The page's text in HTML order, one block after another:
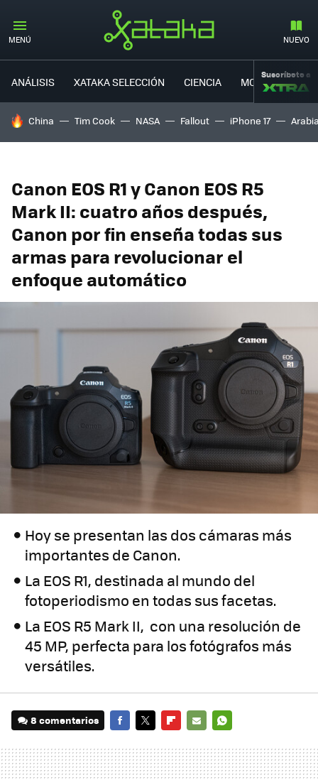
MENÚ NUEVO
ANÁLISIS XATAKA SELECCIÓN CIENCIA MOVILIDAD
Suscríbete a
HOY SE HABLA DE
China Tim Cook NASA Fallout iPhone 17
Canon EOS R1 y Canon EOS R5
Mark II: cuatro años después,
Canon por fin enseña todas sus
armas para revolucionar el
enfoque automático
Hoy se presentan las dos cámaras más
importantes de Canon.
La EOS R1, destinada al mundo del
fotoperiodismo en todas sus facetas.
La EOS R5 Mark II, con una resolución de
45 MP, perfecta para los fotógrafos más
versátiles.
8 comentarios
MAIL